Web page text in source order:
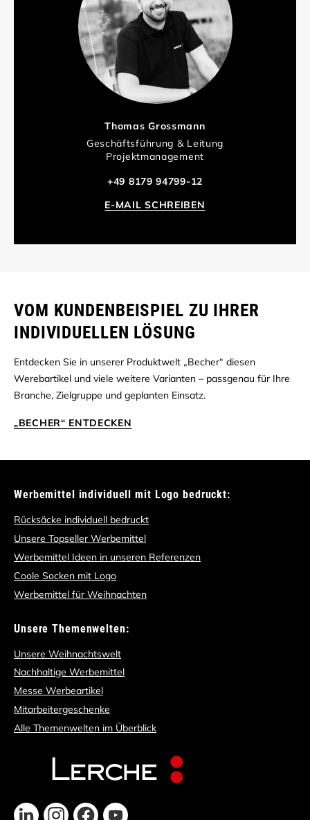
Thomas Grossmann
Geschäftsführung & Leitung
Projektmanagement
+49 8179 94799-12
E-MAIL SCHREIBEN
VOM KUNDENBEISPIEL ZU IHRER
INDIVIDUELLEN LÖSUNG
Entdecken Sie in unserer Produktwelt „Becher“ diesen
Werebartikel und viele weitere Varianten – passgenau für Ihre
Branche, Zielgruppe und geplanten Einsatz.
„BECHER“ ENTDECKEN
Werbemittel individuell mit Logo bedruckt:
Rücksäcke individuell bedruckt
Unsere Topseller Werbemittel
Werbemittel Ideen in unseren Referenzen
Coole Socken mit Logo
Werbemittel für Weihnachten
Unsere Themenwelten:
Unsere Weihnachtswelt
Nachhaltige Werbemittel
Messe Werbeartikel
Mitarbeitergeschenke
Alle Themenwelten im Überblick